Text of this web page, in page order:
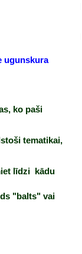
ugunskura
ko paši
tematikai,
līdzi kādu
"balts" vai